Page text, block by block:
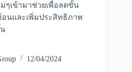
ๆเข้ามาช่วยเพื่อลดขั้น
นและเพิ่มประสิทธิภาพ
12/04/2024